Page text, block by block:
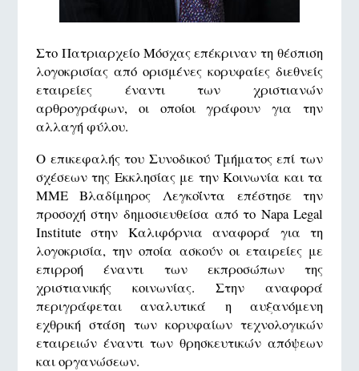
Στο Πατριαρχείο Μόσχας επέκριναν τη θέσπιση
λογοκρισίας από ορισμένες κορυφαίες διεθνείς
εταιρείες έναντι των χριστιανών
αρθρογράφων, οι οποίοι γράφουν για την
αλλαγή φύλου.
Ο επικεφαλής του Συνοδικού Τμήματος επί των
σχέσεων της Εκκλησίας με την Κοινωνία και τα
ΜΜΕ Βλαδίμηρος Λεγκοΐντα επέστησε την
προσοχή στην δημοσιευθείσα από το Napa Legal
Institute στην Καλιφόρνια αναφορά για τη
λογοκρισία, την οποία ασκούν οι εταιρείες με
επιρροή έναντι των εκπροσώπων της
χριστιανικής κοινωνίας. Στην αναφορά
περιγράφεται αναλυτικά η αυξανόμενη
εχθρική στάση των κορυφαίων τεχνολογικών
εταιρειών έναντι των θρησκευτικών απόψεων
και οργανώσεων.